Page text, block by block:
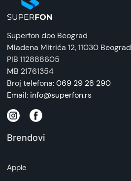
Superfon doo Beograd
Mladena Mitrića 12, 11030 Beograd
PIB 112888605
MB 21761354
Broj telefona:069 29 28 290
Email: info@superfon.rs
Brendovi
Apple